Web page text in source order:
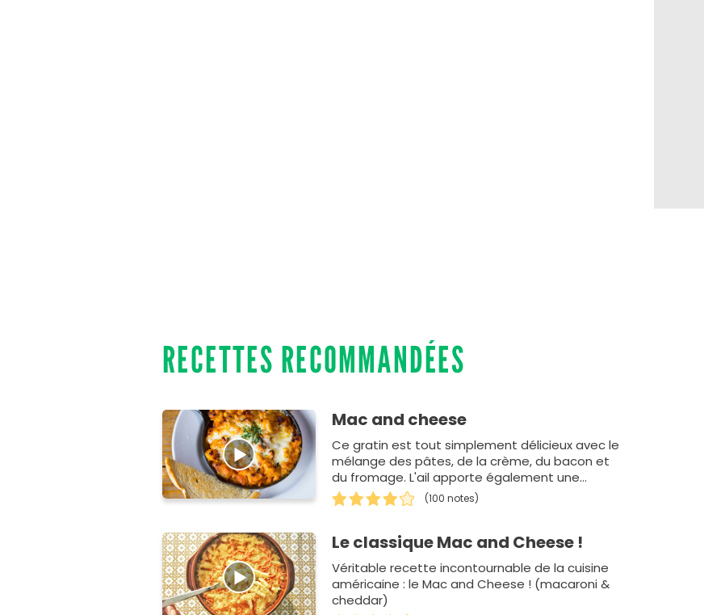
RECETTES RECOMMANDÉES
Mac and cheese
Ce gratin est tout simplement délicieux avec le
mélange des pâtes, de la crème, du bacon et
du fromage. L'ail apporte également une
originalité à ce gratin.
(100 notes)
Le classique Mac and Cheese !
Véritable recette incontournable de la cuisine
américaine : le Mac and Cheese ! (macaroni &
cheddar)